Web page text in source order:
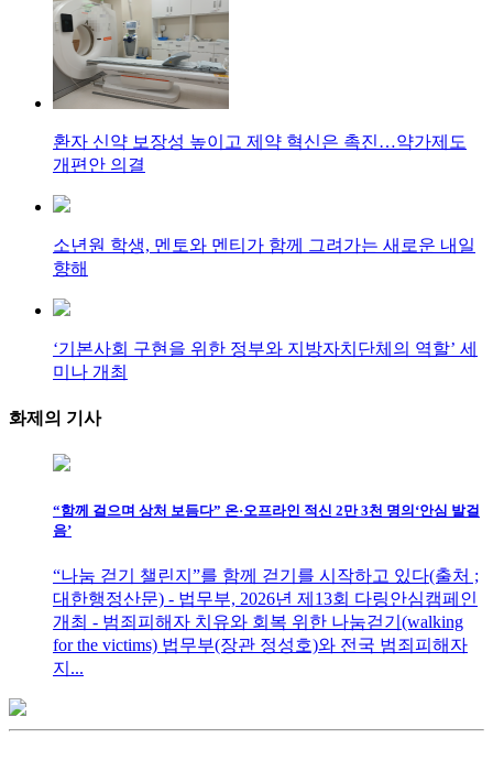
환자 신약 보장성 높이고 제약 혁신은 촉진…약가제도
개편안 의결
소년원 학생, 멘토와 멘티가 함께 그려가는 새로운 내일
향해
‘기본사회 구현을 위한 정부와 지방자치단체의 역할’ 세
미나 개최
화제의 기사
“함께 걸으며 상처 보듬다” 온·오프라인 적신 2만 3천 명의‘안심 발걸
음’
“나눔 걷기 챌린지”를 함께 걷기를 시작하고 있다(출처 ;
대한행정산문) - 법무부, 2026년 제13회 다링안심캠페인
개최 - 범죄피해자 치유와 회복 위한 나눔걷기(walking
for the victims) 법무부(장관 정성호)와 전국 범죄피해자
지...